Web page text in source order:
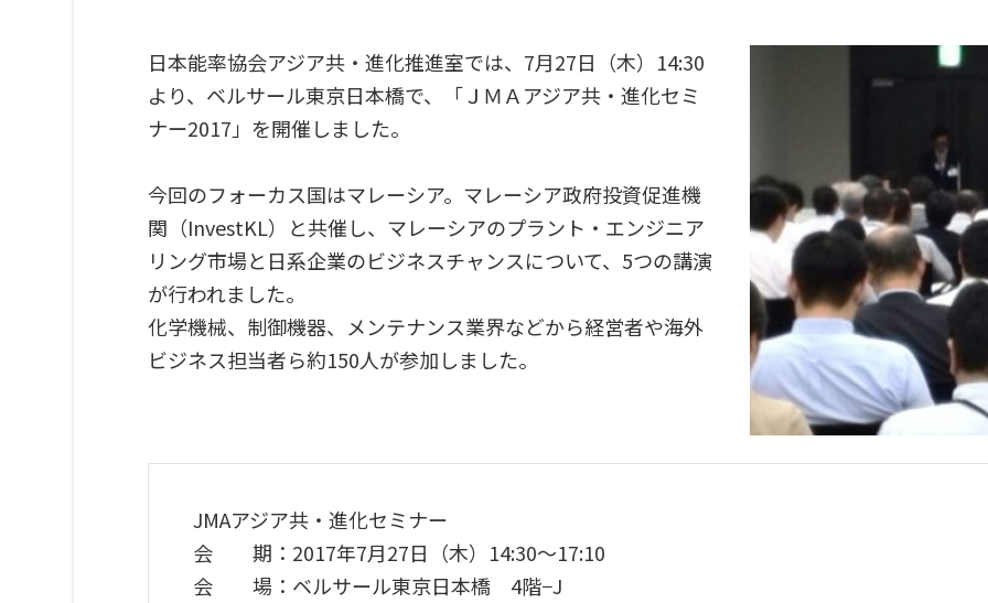
日本能率協会アジア共・進化推進室では、7月27日（木）14:30
より、ベルサール東京日本橋で、「ＪＭＡアジア共・進化セミ
ナー2017」を開催しました。
今回のフォーカス国はマレーシア。マレーシア政府投資促進機
関（InvestKL）と共催し、マレーシアのプラント・エンジニア
リング市場と日系企業のビジネスチャンスについて、5つの講演
が行われました。
化学機械、制御機器、メンテナンス業界などから経営者や海外
ビジネス担当者ら約150人が参加しました。
JMAアジア共・進化セミナー
会 期：2017年7月27日（木）14:30〜17:10
会 場：ベルサール東京日本橋 4階−J